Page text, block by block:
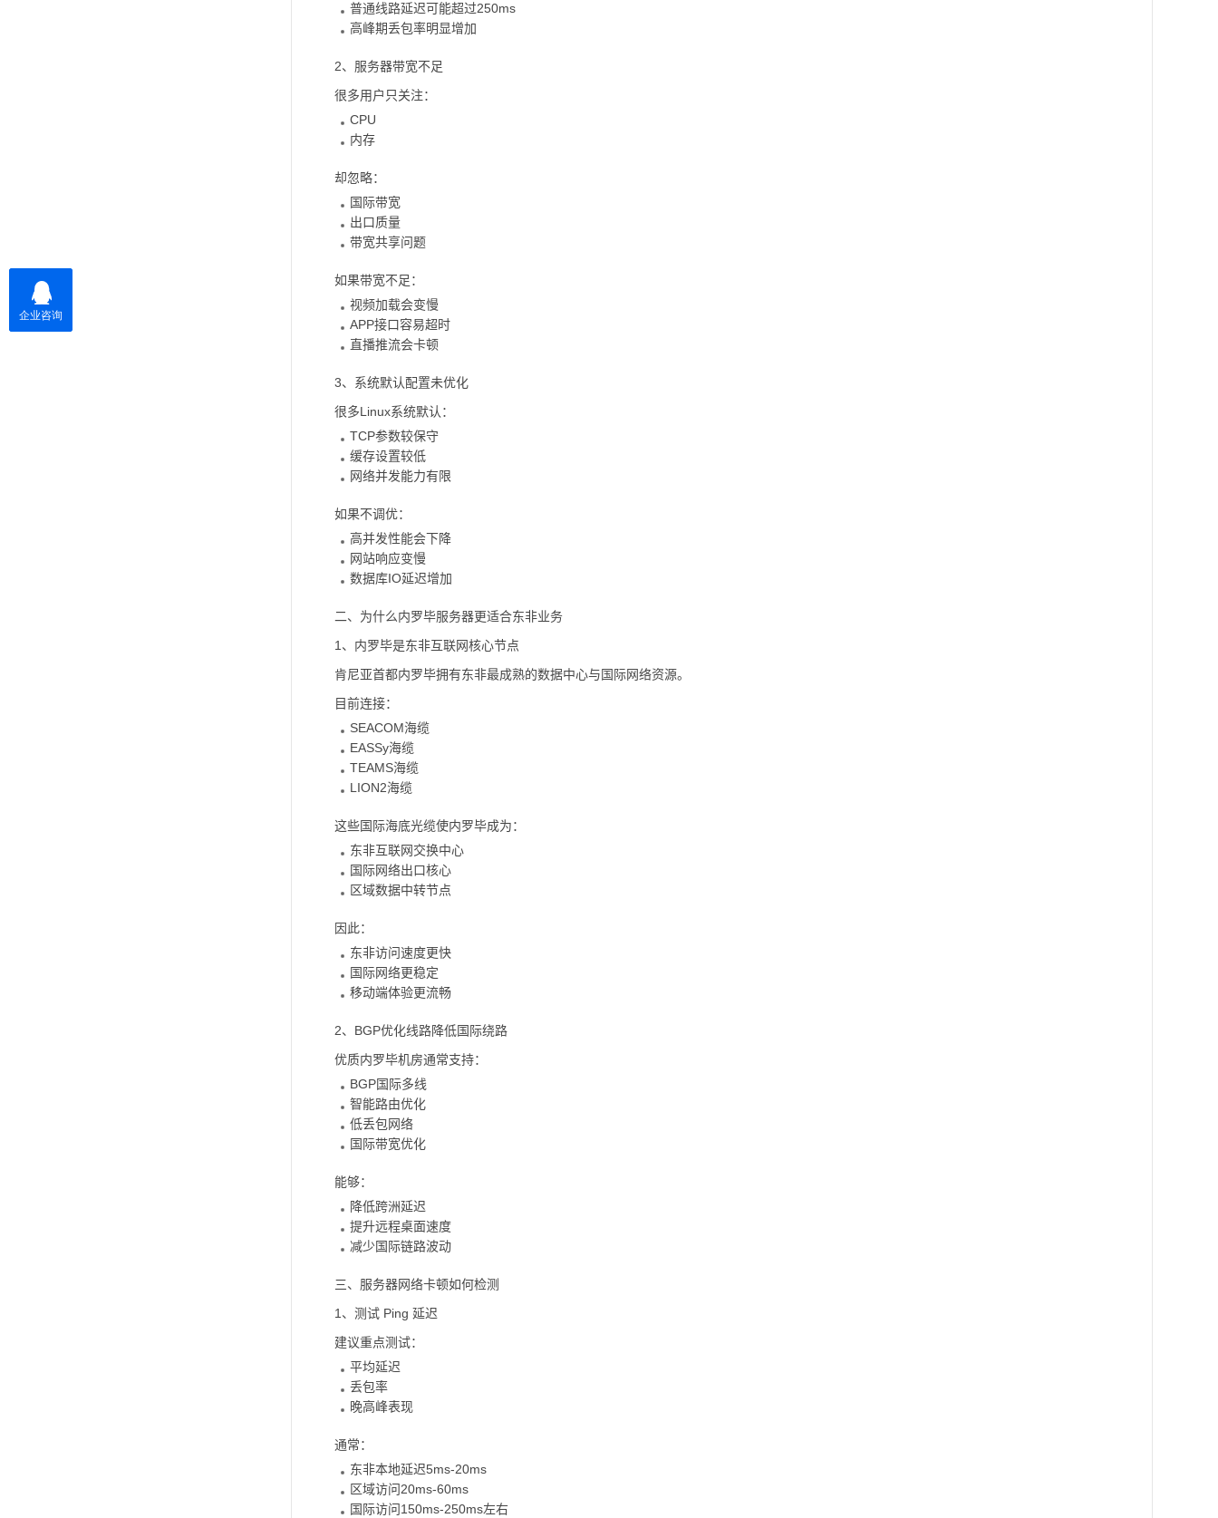
普通线路延迟可能超过250ms
高峰期丢包率明显增加
2、服务器带宽不足
很多用户只关注：
CPU
内存
却忽略：
国际带宽
出口质量
带宽共享问题
如果带宽不足：
视频加载会变慢
APP接口容易超时
直播推流会卡顿
3、系统默认配置未优化
很多Linux系统默认：
TCP参数较保守
缓存设置较低
网络并发能力有限
如果不调优：
高并发性能会下降
网站响应变慢
数据库IO延迟增加
二、为什么内罗毕服务器更适合东非业务
1、内罗毕是东非互联网核心节点
肯尼亚首都内罗毕拥有东非最成熟的数据中心与国际网络资源。
目前连接：
SEACOM海缆
EASSy海缆
TEAMS海缆
LION2海缆
这些国际海底光缆使内罗毕成为：
东非互联网交换中心
国际网络出口核心
区域数据中转节点
因此：
东非访问速度更快
国际网络更稳定
移动端体验更流畅
2、BGP优化线路降低国际绕路
优质内罗毕机房通常支持：
BGP国际多线
智能路由优化
低丢包网络
国际带宽优化
能够：
降低跨洲延迟
提升远程桌面速度
减少国际链路波动
三、服务器网络卡顿如何检测
1、测试 Ping 延迟
建议重点测试：
平均延迟
丢包率
晚高峰表现
通常：
东非本地延迟5ms-20ms
区域访问20ms-60ms
国际访问150ms-250ms左右